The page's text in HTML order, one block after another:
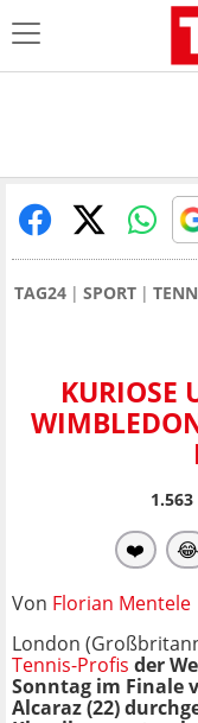
TAG24 SPORT
KURIOSE
1.563
❤️ 😂
Von Florian Mentele
London
Tennis-Profis der
Sonntag im Finale
Alcaraz (22)